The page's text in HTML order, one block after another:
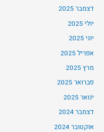
דצמבר 2025
יולי 2025
יוני 2025
אפריל 2025
מרץ 2025
פברואר 2025
ינואר 2025
דצמבר 2024
אוקטובר 2024